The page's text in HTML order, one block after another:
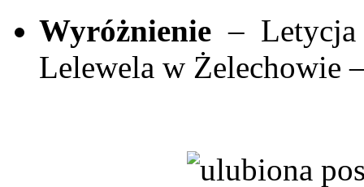
Wyróżnienie – Letycja
Lelewela w Żelechowie